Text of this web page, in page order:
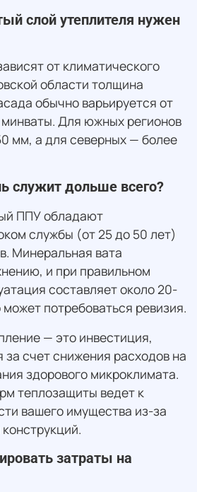
слой утеплителя нужен
от климатического
области толщина
обычно варьируется от
Для южных регионов
мм, а для северных — более
служит дольше всего?
ППУ обладают
службы (от 25 до 50 лет)
Минеральная вата
и при правильном
составляет около 20-
потребоваться ревизия.
— это инвестиция,
за счет снижения расходов на
здорового микроклимата.
теплозащиты ведет к
вашего имущества из-за
затраты на